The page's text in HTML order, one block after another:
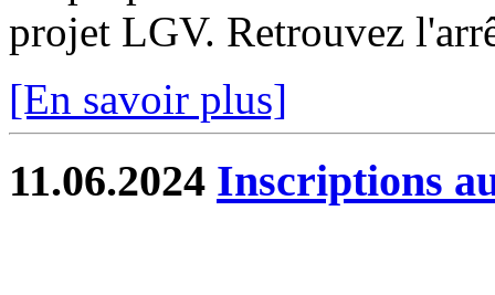
projet LGV. Retrouvez
[En savoir plus]
11.06.2024 Inscriptions